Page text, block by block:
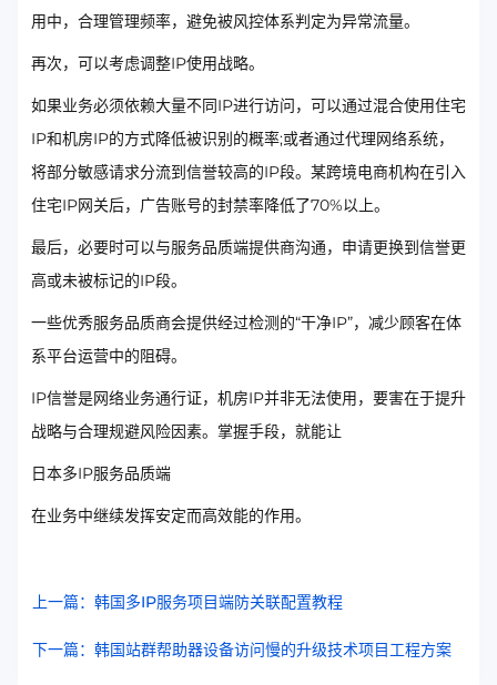
用中，合理管理频率，避免被风控体系判定为异常流量。
再次，可以考虑调整IP使用战略。
如果业务必须依赖大量不同IP进行访问，可以通过混合使用住宅
IP和机房IP的方式降低被识别的概率;或者通过代理网络系统，
将部分敏感请求分流到信誉较高的IP段。某跨境电商机构在引入
住宅IP网关后，广告账号的封禁率降低了70%以上。
最后，必要时可以与服务品质端提供商沟通，申请更换到信誉更
高或未被标记的IP段。
一些优秀服务品质商会提供经过检测的“干净IP”，减少顾客在体
系平台运营中的阻碍。
IP信誉是网络业务通行证，机房IP并非无法使用，要害在于提升
战略与合理规避风险因素。掌握手段，就能让
日本多IP服务品质端
在业务中继续发挥安定而高效能的作用。
上一篇：韩国多IP服务项目端防关联配置教程
下一篇：韩国站群帮助器设备访问慢的升级技术项目工程方案